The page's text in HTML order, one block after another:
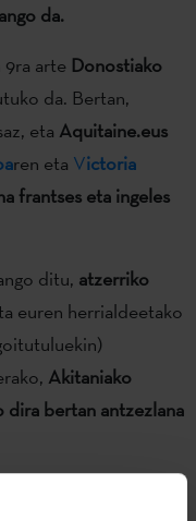
da.
9ra arte Donostiako
da. Bertan,
eta Aquitaine.eus
ren eta Victoria
frantses eta ingeles
ditu, atzerriko
euren herrialdeetako
Akitaniako
dira bertan antzezlana